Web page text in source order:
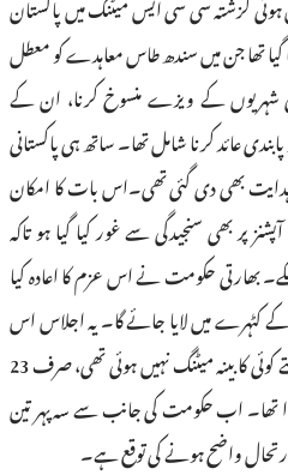
گیا تھا جن میں سندھ طاس معاہدے کو معطل
شہریوں کے ویزے منسوخ کرنا، ان کے
عائد کرنا شامل تھا۔ ساتھ ہی پاکستانی
بھی دی گئی تھی۔اس بات کا امکان
پر بھی سنجیدگی سے غور کیا گیا ہو تاکہ
بھارتی حکومت نے اس عزم کا اعادہ کیا
کٹہرے میں لایا جائے گا۔ یہ اجلاس اس
لیے بھی اہمیت رکھتا ہے کہ گزشتہ ہفتے کوئی کابینہ میٹنگ نہیں ہوئی تھی، صرف 23
تھا۔ اب حکومت کی جانب سے سہ پہر تین
واضح ہونے کی توقع ہے۔